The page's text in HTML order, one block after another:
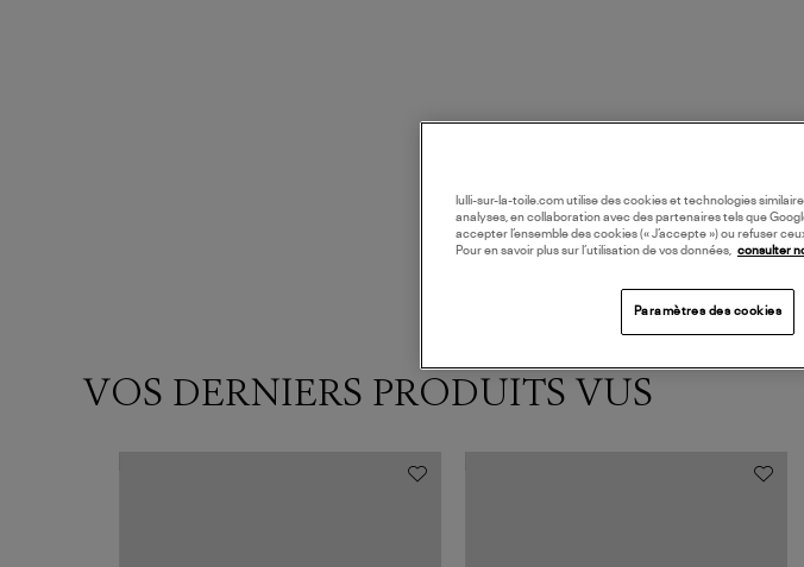
VOS DERNIERS PRODUITS VUS
lulli-sur-la-toile.com utilise des cookies et technologies
analyses, en collaboration avec des partenaires tels que
accepter l’ensemble des cookies (« J’accepte ») ou refuser
Pour en savoir plus sur l’utilisation de vos données, consulter
Paramètres des cookies